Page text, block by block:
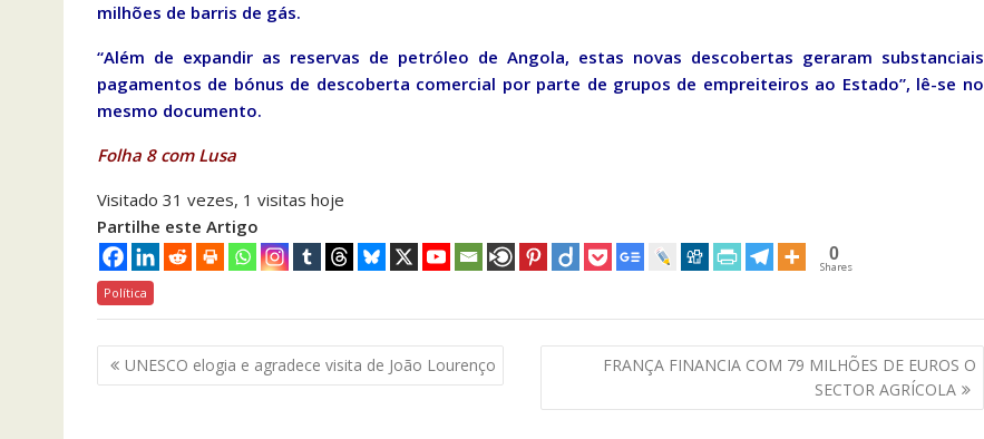
milhões de barris de gás.
“Além de expandir as reservas de petróleo de Angola, estas novas descobertas geraram substanciais
pagamentos de bónus de descoberta comercial por parte de grupos de empreiteiros ao Estado”, lê-se no
mesmo documento.
Folha 8 com Lusa
Visitado 31 vezes, 1 visitas hoje
Partilhe este Artigo
0
Shares
Política
Navegação
de
UNESCO elogia e agradece visita de João Lourenço
FRANÇA FINANCIA COM 79 MILHÕES DE EUROS O
SECTOR AGRÍCOLA